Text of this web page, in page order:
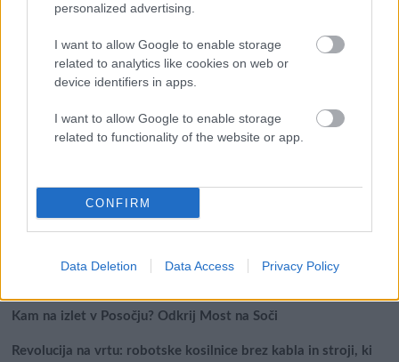
personalized advertising.
I want to allow Google to enable storage
related to analytics like cookies on web or
device identifiers in apps.
I want to allow Google to enable storage
related to functionality of the website or app.
CONFIRM
Data Deletion Data Access Privacy Policy
Zadnje objave
Rogla bo gostila tradicionalni 34. praznik šoferjev in
avtomehanikov!
Kam na izlet v Posočju? Odkrij Most na Soči
Revolucija na vrtu: robotske kosilnice brez kabla in stroji, ki